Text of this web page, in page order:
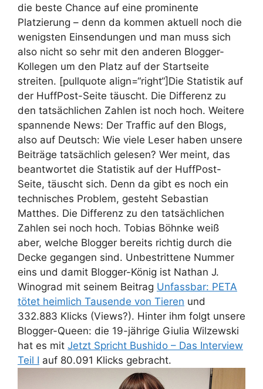
die beste Chance auf eine prominente
Platzierung – denn da kommen aktuell noch die
wenigsten Einsendungen und man muss sich
also nicht so sehr mit den anderen Blogger-
Kollegen um den Platz auf der Startseite
streiten. [pullquote align=“right“]Die Statistik auf
der HuffPost-Seite täuscht. Die Differenz zu
den tatsächlichen Zahlen ist noch hoch. Weitere
spannende News: Der Traffic auf den Blogs,
also auf Deutsch: Wie viele Leser haben unsere
Beiträge tatsächlich gelesen? Wer meint, das
beantwortet die Statistik auf der HuffPost-
Seite, täuscht sich. Denn da gibt es noch ein
technisches Problem, gesteht Sebastian
Matthes. Die Differenz zu den tatsächlichen
Zahlen sei noch hoch. Tobias Böhnke weiß
aber, welche Blogger bereits richtig durch die
Decke gegangen sind. Unbestrittene Nummer
eins und damit Blogger-König ist Nathan J.
Winograd mit seinem Beitrag Unfassbar: PETA
tötet heimlich Tausende von Tieren und
332.883 Klicks (Views?). Hinter ihm folgt unsere
Blogger-Queen: die 19-jährige Giulia Wilzewski
hat es mit Jetzt Spricht Bushido – Das Interview
Teil I auf 80.091 Klicks gebracht.